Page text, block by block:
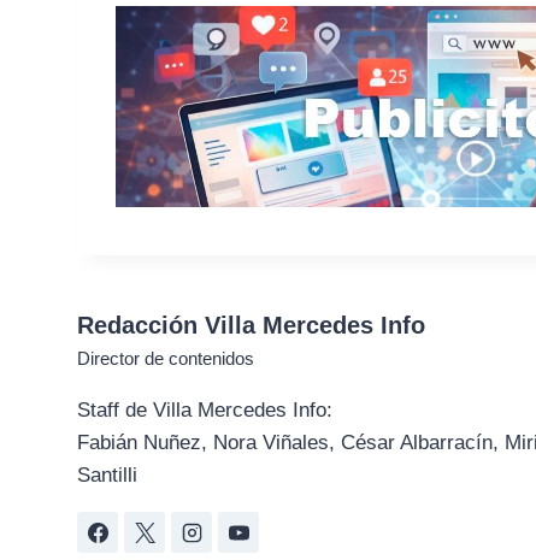
Redacción Villa Mercedes Info
Director de contenidos
Staff de Villa Mercedes Info:
Fabián Nuñez, Nora Viñales, César Albarracín,
Santilli